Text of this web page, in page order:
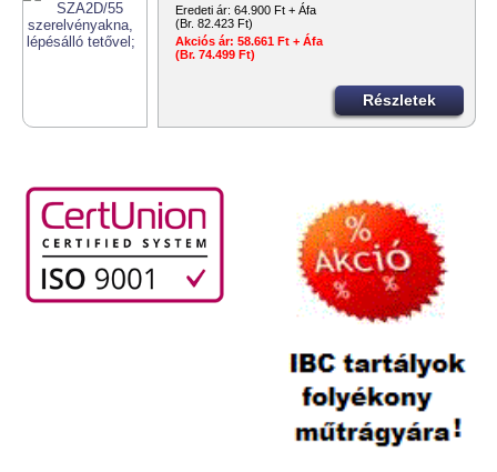
Eredeti ár: 64.900 Ft + Áfa
(Br. 82.423 Ft)
Akciós ár: 58.661 Ft + Áfa
(Br. 74.499 Ft)
Részletek